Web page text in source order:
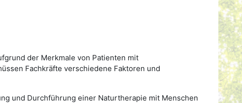
der Merkmale von Patienten mit
Fachkräfte verschiedene Faktoren und
und Durchführung einer Naturtherapie mit Menschen